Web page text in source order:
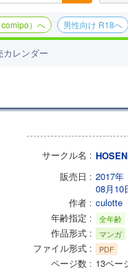
）へ 男性向け R18へ
カレンダー
サークル名
販売日
2017年
08月10
作者
culotte
年齢指定
全年齢
作品形式 マンガ
ファイル形式 PDF
ページ数
13ペー